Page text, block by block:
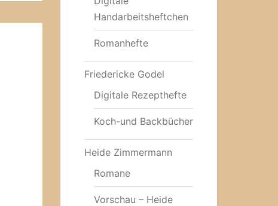
Handarbeitsheftchen
Romanhefte
Friedericke Godel
Digitale Rezepthefte
Koch-und Backbücher
Heide Zimmermann
Romane
Vorschau – Heide